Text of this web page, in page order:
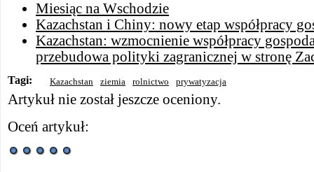
Miesiąc na Wschodzie
Kazachstan i Chiny: nowy etap współpracy
Kazachstan: wzmocnienie współpracy
przebudowa polityki zagranicznej w stronę
Tagi: Kazachstan ziemia rolnictwo prywatyzacja
Artykuł nie został jeszcze oceniony.
Oceń artykuł: